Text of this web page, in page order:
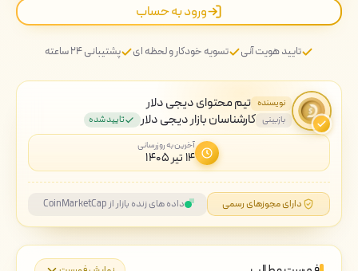
ورود به حساب
تایید هویت آنی تسویه خودکار و لحظه ای پشتیبانی ۲۴ ساعته
نویسنده تیم محتوای دیجی دلار
بازبینی کارشناسان بازار دیجی دلار تایید شده
آخرین به روزرسانی
۱۴ تیر ۱۴۰۵
دارای مجوزهای رسمی داده های زنده بازار از CoinMarketCap